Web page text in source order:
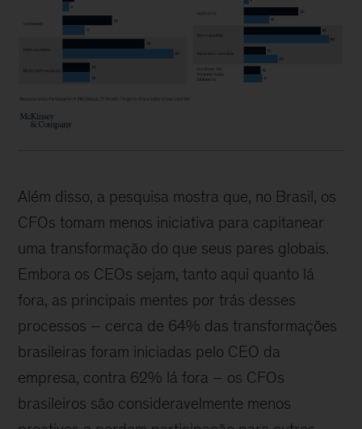
Além disso, a pesquisa mostra que, no Brasil, os
CFOs tomam menos iniciativa para capitanear
uma transformação do que seus pares globais.
Embora os CEOs sejam, tanto aqui quanto lá
fora, as principais mentes por trás desses
processos – cerca de 64% das transformações
brasileiras foram iniciadas pelo CEO da
empresa, contra 62% lá fora – os CFOs
brasileiros são consideravelmente menos